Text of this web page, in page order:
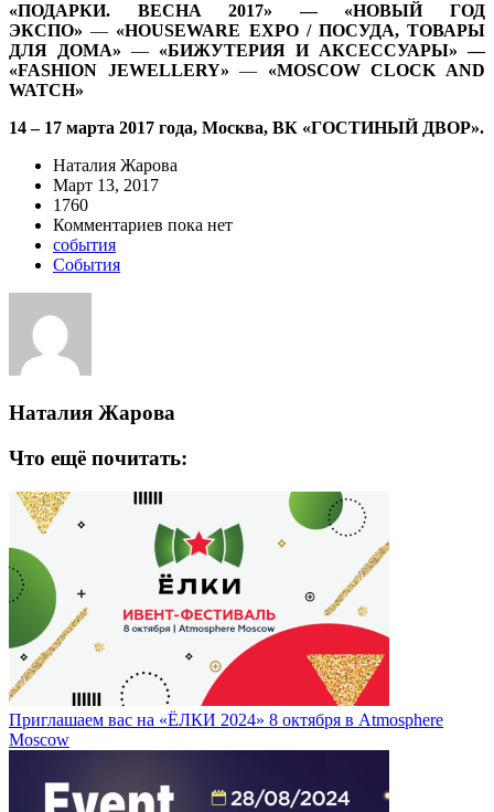
«ПОДАРКИ. ВЕСНА 2017» — «НОВЫЙ ГОД
ЭКСПО»— «HOUSEWARE EXPO / ПОСУДА, ТОВАРЫ
ДЛЯ ДОМА» — «БИЖУТЕРИЯ И АКСЕССУАРЫ» —
«FASHION JEWELLERY»— «MOSCOW CLOCK AND
WATCH»
14 – 17 марта 2017 года, Москва, ВК «ГОСТИНЫЙ ДВОР».
Наталия Жарова
Март 13, 2017
1760
Комментариев пока нет
события
События
Наталия Жарова
Что ещё почитать:
Приглашаем вас на «ЁЛКИ 2024» 8 октября в Atmosphere
Moscow